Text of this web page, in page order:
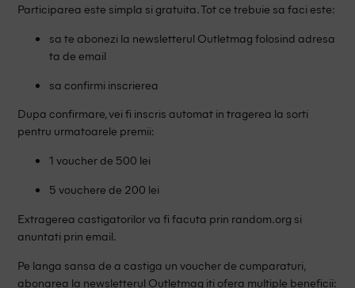
Participarea este simpla si gratuita. Tot ce trebuie sa faci este:
sa te abonezi la newsletterul Outletmag folosind adresa
ta de email
sa confirmi inscrierea
Dupa confirmare, vei fi inscris automat in tragerea la sorti
pentru urmatoarele premii:
1 voucher de 500 lei
5 vouchere de 200 lei
Extragerea castigatorilor va fi facuta prin random.org si
anuntati prin email.
Pe langa sansa de a castiga un voucher de cumparaturi,
abonarea la newsletterul Outletmag iti ofera multiple beneficii: